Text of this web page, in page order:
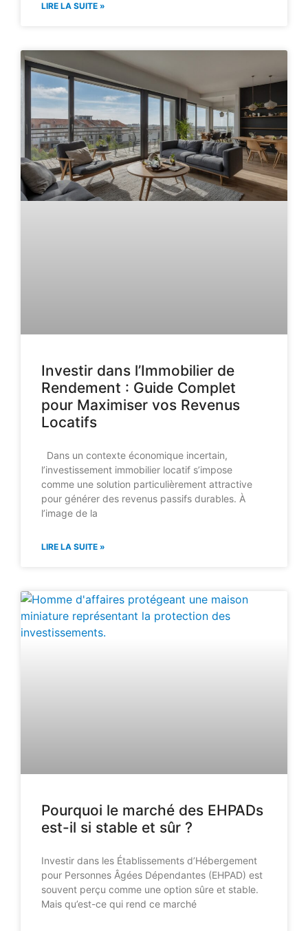
LIRE LA SUITE »
Investir dans l’Immobilier de
Rendement : Guide Complet
pour Maximiser vos Revenus
Locatifs
Dans un contexte économique incertain,
l’investissement immobilier locatif s’impose
comme une solution particulièrement attractive
pour générer des revenus passifs durables. À
l’image de la
LIRE LA SUITE »
Pourquoi le marché des EHPADs
est-il si stable et sûr ?
Investir dans les Établissements d’Hébergement
pour Personnes Âgées Dépendantes (EHPAD) est
souvent perçu comme une option sûre et stable.
Mais qu’est-ce qui rend ce marché